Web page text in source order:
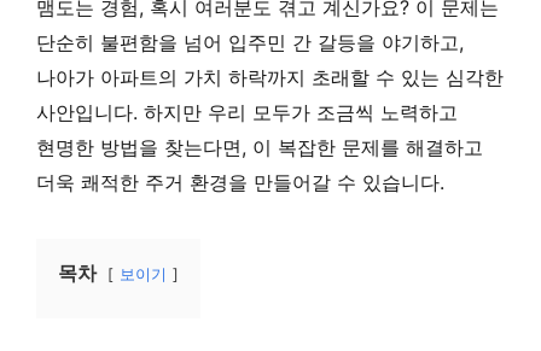
맴도는 경험, 혹시 여러분도 겪고 계신가요? 이 문제는
단순히 불편함을 넘어 입주민 간 갈등을 야기하고,
나아가 아파트의 가치 하락까지 초래할 수 있는 심각한
사안입니다. 하지만 우리 모두가 조금씩 노력하고
현명한 방법을 찾는다면, 이 복잡한 문제를 해결하고
더욱 쾌적한 주거 환경을 만들어갈 수 있습니다.
목차 보이기